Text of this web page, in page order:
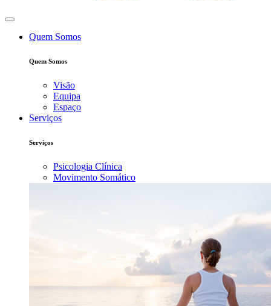
Quem Somos
Quem Somos
Visão
Equipa
Espaço
Serviços
Serviços
Psicologia Clínica
Movimento Somático